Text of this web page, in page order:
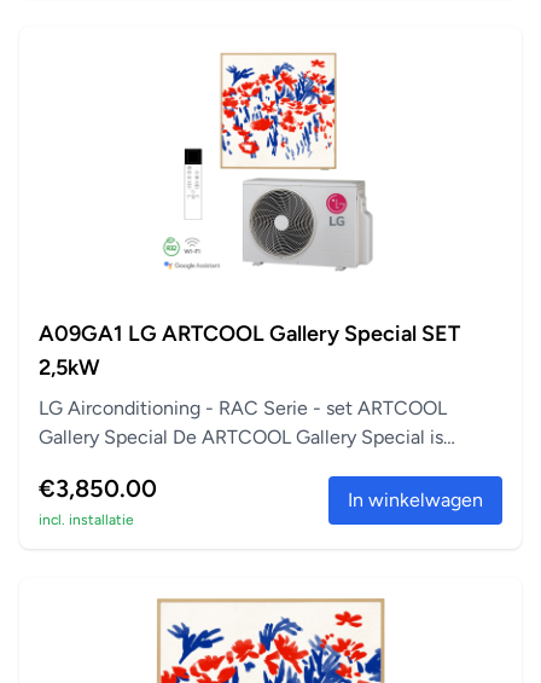
A09GA1 LG ARTCOOL Gallery Special SET
2,5kW
LG Airconditioning - RAC Serie - set ARTCOOL
Gallery Special De ARTCOOL Gallery Special is
€3,850.00
incl. installatie
In winkelwagen